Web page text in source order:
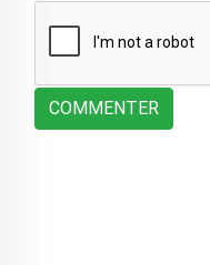
COMMENTER